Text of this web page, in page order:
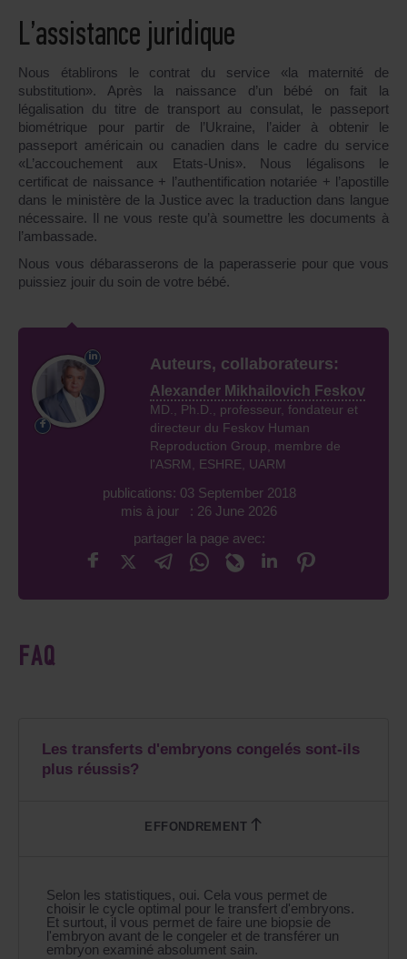
L’assistance juridique
Nous établirons le contrat du service «la maternité de
substitution». Après la naissance d’un bébé on fait la
légalisation du titre de transport au consulat, le passeport
biométrique pour partir de l’Ukraine, l’aider à obtenir le
passeport américain ou canadien dans le cadre du service
«L’accouchement aux Etats-Unis». Nous légalisons le
certificat de naissance + l’authentification notariée + l’apostille
dans le ministère de la Justice avec la traduction dans langue
nécessaire. Il ne vous reste qu’à soumettre les documents à
l’ambassade.
Nous vous débarasserons de la paperasserie pour que vous
puissiez jouir du soin de votre bébé.
Auteurs, collaborateurs:
Alexander Mikhailovich Feskov
MD., Ph.D., professeur, fondateur et
directeur du Feskov Human
Reproduction Group, membre de
l'ASRM, ESHRE, UARM
publications: 03 September 2018
mis à jour : 26 June 2026
partager la page avec:
FAQ
Les transferts d'embryons congelés sont-ils
plus réussis?
Selon les statistiques, oui. Cela vous permet de
choisir le cycle optimal pour le transfert d'embryons.
Et surtout, il vous permet de faire une biopsie de
l'embryon avant de le congeler et de transférer un
embryon examiné absolument sain.